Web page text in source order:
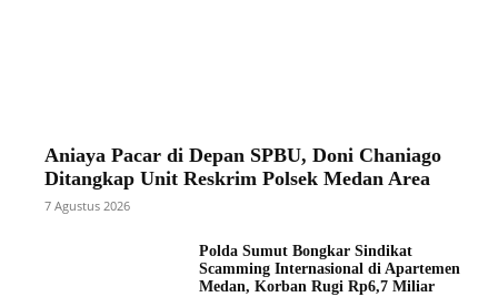
Aniaya Pacar di Depan SPBU, Doni Chaniago
Ditangkap Unit Reskrim Polsek Medan Area
7 Agustus 2026
Polda Sumut Bongkar Sindikat
Scamming Internasional di Apartemen
Medan, Korban Rugi Rp6,7 Miliar